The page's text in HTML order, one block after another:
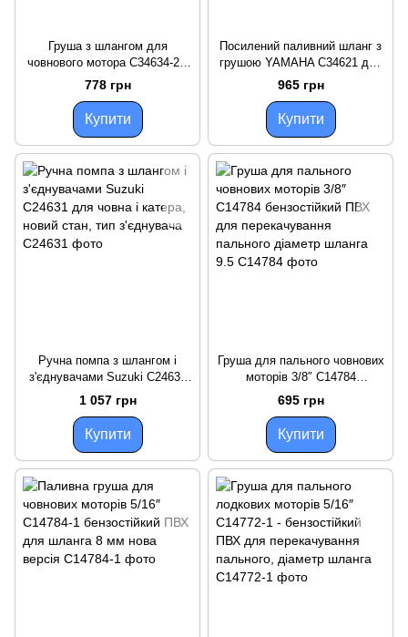
Груша з шлангом для
човнового мотора C34634-2B
нова без конекторів для
зручної експлуатації та
надійності
778 грн
Купити
Посилений паливний шланг з
грушою YAMAHA C34621 для
човнового мотора коннектор
Yamaha, Parsun, Mercury
965 грн
Купити
Ручна помпа з шлангом і
з'єднувачами Suzuki C24631
для човна і катера, новий
стан, тип з'єднувача
1 057 грн
Купити
Груша для пального човнових
моторів 3/8″ C14784
бензостійкий ПВХ для
перекачування пального
діаметр шланга 9.5
695 грн
Купити